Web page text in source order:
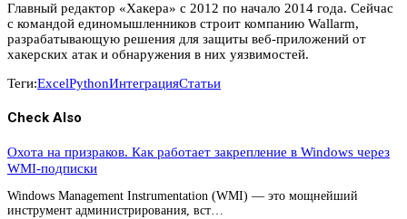
Главный редактор «Хакера» с 2012 по начало 2014 года. Сейчас
с командой единомышленников строит компанию Wallarm,
разрабатывающую решения для защиты веб-приложений от
хакерских атак и обнаружения в них уязвимостей.
Теги:ExcelPythonИнтеграцияСтатьи
Check Also
Охота на призраков. Как работает закрепление в Windows через
WMI-подписки
Windows Management Instrumentation (WMI) — это мощнейший
инструмент администрирования, вст…